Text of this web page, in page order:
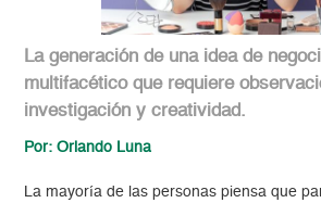
La generación de una idea de
multifacético que requiere
investigación y creatividad.
Por: Orlando Luna
La mayoría de las personas piensa que